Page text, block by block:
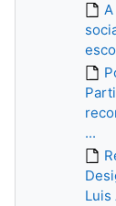
...
Luis